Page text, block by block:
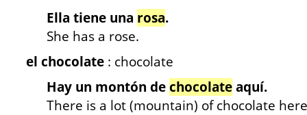
Ella tiene una rosa.
She has a rose.
el chocolate : chocolate
Hay un montón dechocolateaquí.
There is a lot (mountain) of chocolate